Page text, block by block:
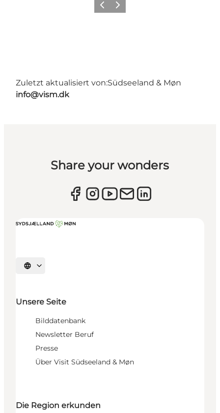
ZurückWeiter
Zuletzt aktualisiert von:Südseeland & Møn
info@vism.dk
Share your wonders
Sprache auswählen
Unsere Seite
Bilddatenbank
Newsletter Beruf
Presse
Über Visit Südseeland & Møn
Die Region erkunden